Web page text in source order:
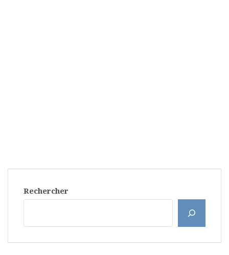
Rechercher